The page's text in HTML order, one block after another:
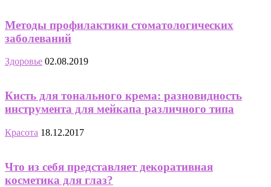
Методы профилактики стоматологических
заболеваний
Здоровье 02.08.2019
Кисть для тонального крема: разновидность
инструмента для мейкапа различного типа
Красота 18.12.2017
Что из себя представляет декоративная
косметика для глаз?